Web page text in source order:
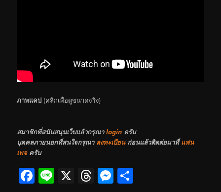
ภาพแคป (คลิกเพื่อดูขนาดจริง)
สมาชิกที่สนับสนุนเว็บแล้วกรุณาlogin ครับ
บุคคลภายนอกที่สนใจกรุณา ลงทะเบียนก่อนแล้วติดต่อมาที่แฟน
เพจครับ
Facebook
Line
X Threads
Messenger